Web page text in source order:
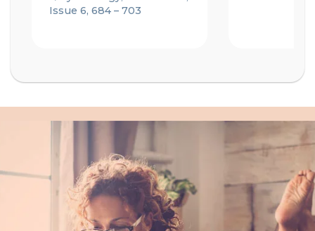
Issue 6, 684 – 703